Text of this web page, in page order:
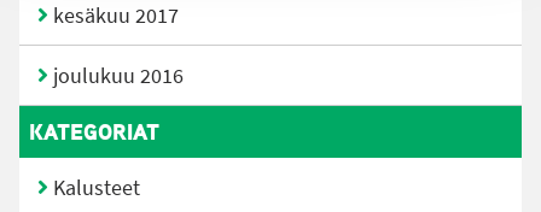
kesäkuu 2017
joulukuu 2016
KATEGORIAT
Kalusteet